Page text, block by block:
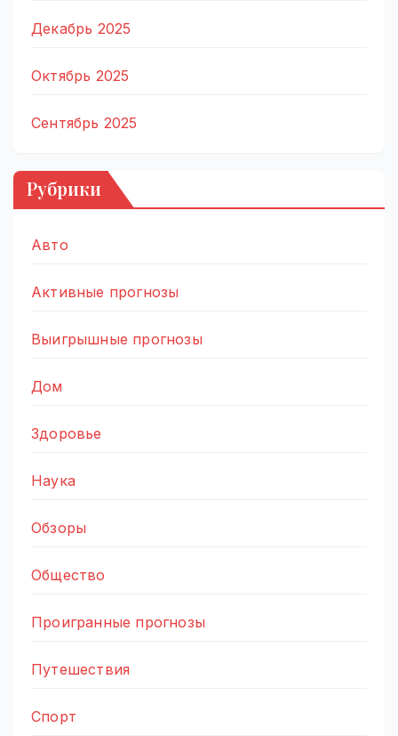
Декабрь 2025
Октябрь 2025
Сентябрь 2025
Рубрики
Авто
Активные прогнозы
Выигрышные прогнозы
Дом
Здоровье
Наука
Обзоры
Общество
Проигранные прогнозы
Путешествия
Спорт